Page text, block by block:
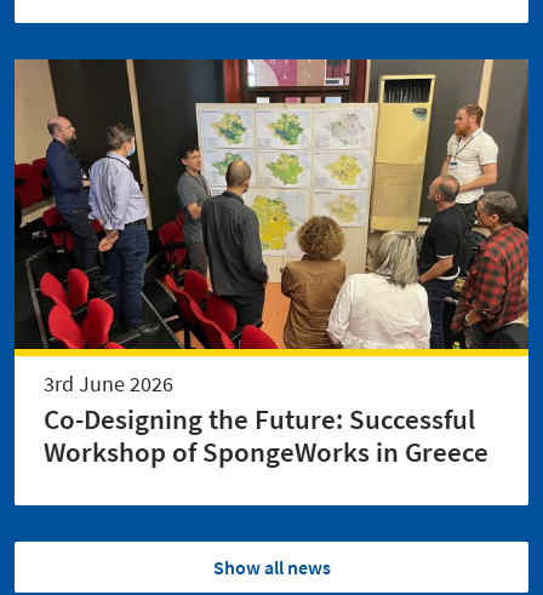
3rd June 2026
Co-Designing the Future: Successful
Workshop of SpongeWorks in Greece
Show all news